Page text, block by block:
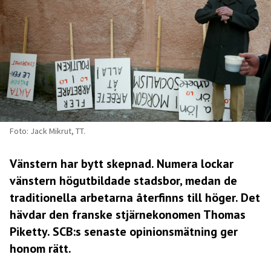
Foto: Jack Mikrut, TT.
Vänstern har bytt skepnad. Numera lockar
vänstern högutbildade stadsbor, medan de
traditionella arbetarna återfinns till höger. Det
hävdar den franske stjärnekonomen Thomas
Piketty. SCB:s senaste opinionsmätning ger
honom rätt.